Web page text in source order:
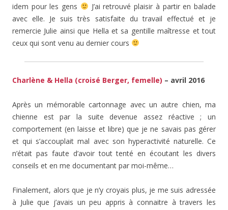
idem pour les gens
J’ai retrouvé plaisir à partir en balade
avec elle. Je suis très satisfaite du travail effectué et je
remercie Julie ainsi que Hella et sa gentille maîtresse et tout
ceux qui sont venu au dernier cours
Charlène & Hella (croisé Berger, femelle) – avril 2016
Après un mémorable cartonnage avec un autre chien, ma
chienne est par la suite devenue assez réactive ; un
comportement (en laisse et libre) que je ne savais pas gérer
et qui s’accouplait mal avec son hyperactivité naturelle. Ce
n’était pas faute d’avoir tout tenté en écoutant les divers
conseils et en me documentant par moi-même…
Finalement, alors que je n’y croyais plus, je me suis adressée
à Julie que j’avais un peu appris à connaitre à travers les